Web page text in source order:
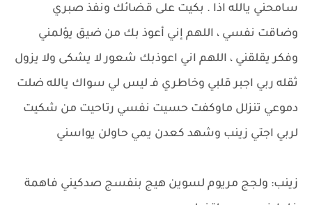
‏سامحني يالله اذا . بكيت على قضائك ونفذ صبري
وضاقت نفسي ، اللهم إني أعوذ بك من ضيق يؤلمني
وفكر يقلقني ، اللهم اني اعوذبك شعور لا يشكى ولا يزول
ثقله ربي اجبر قلبي وخاطري فـ ليس لي سواك يالله ضلت
دموعي تنزلل ماوكفت حسيت نفسي رتاحيت من شكيت
لربي اجتي زينب وشهد كعدن يمي حاولن يواسني
زينب: ولجج مريوم لسوين هيج بنفسج صدكيني فاهمة